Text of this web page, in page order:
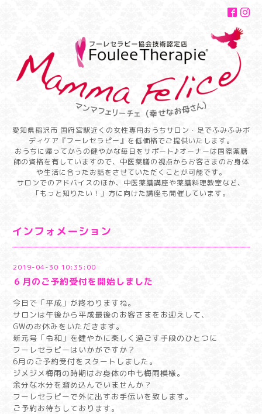
愛知県稲沢市 国府宮駅近くの女性専用おうちサロン・足でふみふみボ
ディケア『フーレセラピー』を低価格でご提供いたします。
おうちに帰ってからの健やかな毎日をサポート♪オーナーは国際薬膳
師の資格を有していますので、中医薬膳の視点からお客さまのお身体
や生活に合ったお話をさせていただくことが可能です。
サロンでのアドバイスのほか、中医薬膳講座や薬膳料理教室など、
「もっと知りたい！」方に向けた講座も開催しています。
インフォメーション
2019-04-30 10:35:00
６月のご予約受付を開始しました
今日で「平成」が終わりますね。
サロンは午後から平成最後のお客さまをお迎えして、
GWのお休みをいただきます。
新元号「令和」を健やかに楽しく過ごす手段のひとつに
フーレセラピーはいかがですか？
6月のご予約受付をスタートしました。
ジメジメ梅雨の時期はお身体の中も梅雨模様。
余分な水分を溜め込んでいませんか？
フーレセラピーで外に出すお手伝いを致します。
ご予約お待ちしております。